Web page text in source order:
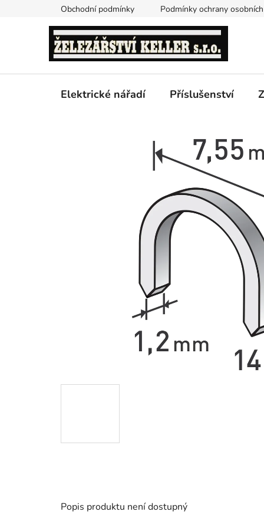
Obchodní podmínky Podmínky ochrany
Elektrické nářadí Příslušenství
Popis produktu není dostupný